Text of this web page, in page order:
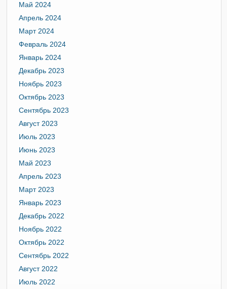
Май 2024
Апрель 2024
Март 2024
Февраль 2024
Январь 2024
Декабрь 2023
Ноябрь 2023
Октябрь 2023
Сентябрь 2023
Август 2023
Июль 2023
Июнь 2023
Май 2023
Апрель 2023
Март 2023
Январь 2023
Декабрь 2022
Ноябрь 2022
Октябрь 2022
Сентябрь 2022
Август 2022
Июль 2022